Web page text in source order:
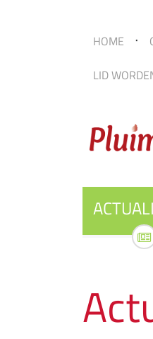
HOME
LID